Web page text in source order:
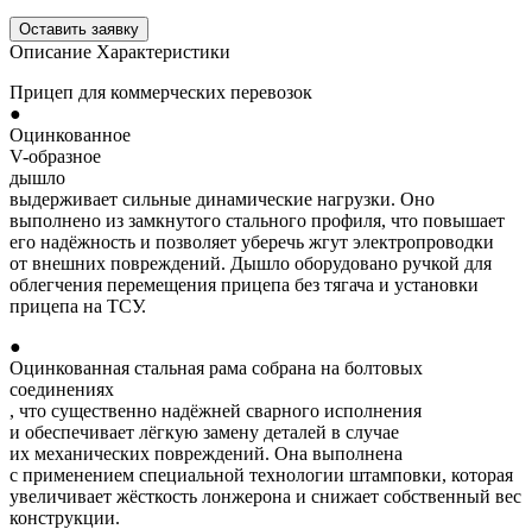
Оставить заявку
Описание Характеристики
Прицеп для коммерческих перевозок
●
Оцинкованное
V-образное
дышло
выдерживает сильные динамические нагрузки. Оно
выполнено из замкнутого стального профиля, что повышает
его надёжность и позволяет уберечь жгут электропроводки
от внешних повреждений. Дышло оборудовано ручкой для
облегчения перемещения прицепа без тягача и установки
прицепа на ТСУ.
●
Оцинкованная стальная рама собрана на болтовых
соединениях
, что существенно надёжней сварного исполнения
и обеспечивает лёгкую замену деталей в случае
их механических повреждений. Она выполнена
с применением специальной технологии штамповки, которая
увеличивает жёсткость лонжерона и снижает собственный вес
конструкции.